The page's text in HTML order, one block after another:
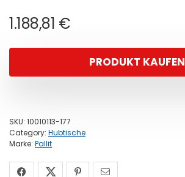
1.188,81 €
PRODUKT KAUFEN
SKU: 10010113-177
Category: Hubtische
Marke: Pallit